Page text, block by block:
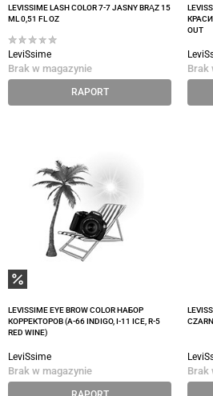
LEVISSIME LASH COLOR 7-7 JASNY BRĄZ 15
ML 0,51 FL OZ
LeviSsime
Brak w magazynie
RAPORT
OUT
Brak
LEVISSIME EYE BROW COLOR НАБОР
КОРРЕКТОРОВ (А-66 INDIGO, I-11 ICE, R-5
RED WINE)
LeviSsime
Brak w magazynie Brak